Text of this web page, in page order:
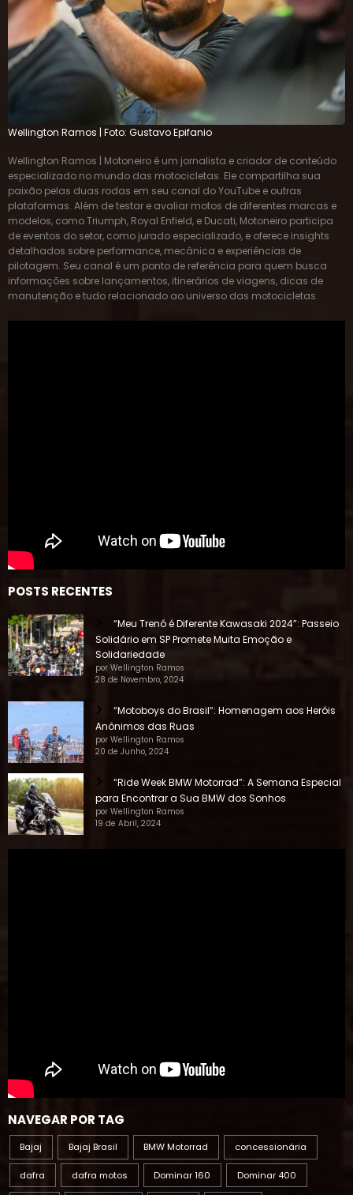
Wellington Ramos | Foto: Gustavo Epifanio
Wellington Ramos | Motoneiro é um jornalista e criador de conteúdo
especializado no mundo das motocicletas. Ele compartilha sua
plataformas. Além de testar e avaliar motos de diferentes marcas e
modelos, como Triumph, Royal Enfield, e Ducati, Motoneiro participa
de eventos do setor, como jurado especializado, e oferece insights
detalhados sobre performance, mecânica e experiências de
pilotagem. Seu canal é um ponto de referência para quem busca
informações sobre lançamentos, itinerários de viagens, dicas de
manutenção e tudo relacionado ao universo das motocicletas.
POSTS RECENTES
Solidário em SP Promete Muita Emoção e
por Wellington Ramos
28 de Novembro, 2024
“Motoboys do Brasil”: Homenagem aos Heróis
Anônimos das Ruas
20 de Junho, 2024
“Ride Week BMW Motorrad”: A Semana Especial
para Encontrar a Sua BMW dos Sonhos
19 de Abril, 2024
NAVEGAR POR TAG
dafra dafra motos Dominar 160 Dominar 400
ducati Ducati Brasil evento eventos
festival interlagos Haojue harley davidson